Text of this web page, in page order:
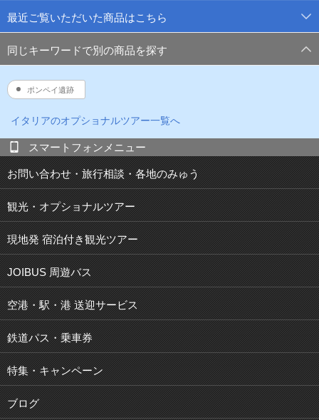
最近ご覧いただいた商品はこちら
同じキーワードで別の商品を探す
ポンペイ遺跡
イタリアのオプショナルツアー一覧へ
スマートフォンメニュー
お問い合わせ・旅行相談・各地のみゅう
観光・オプショナルツアー
現地発 宿泊付き観光ツアー
JOIBUS 周遊バス
空港・駅・港 送迎サービス
鉄道パス・乗車券
特集・キャンペーン
ブログ